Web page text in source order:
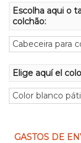
Escolha aqui o
colchão:
Elige aquí el
GASTOS DE